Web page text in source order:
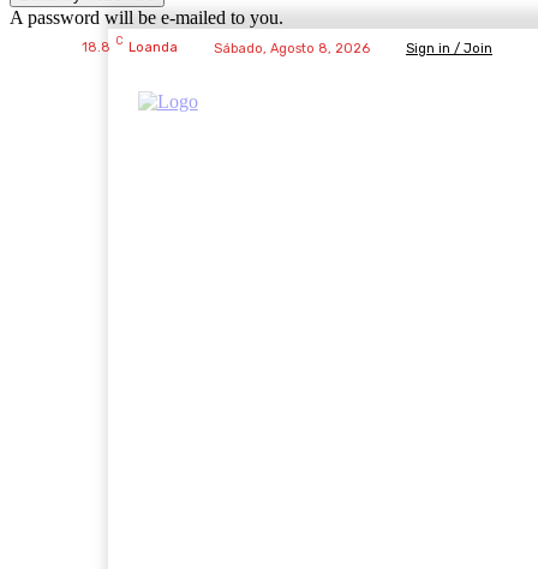
A password will be e-mailed to you.
18.8 C Loanda Sábado, Agosto 8, 2026 Sign in / Join